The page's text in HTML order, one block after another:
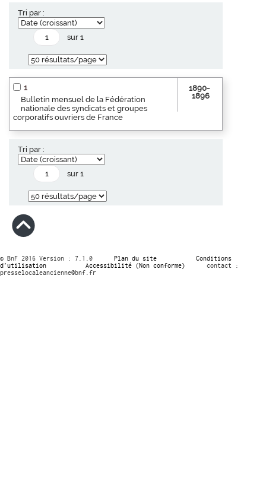
Tri par :
sur 1
1
Bulletin mensuel de la Fédération
nationale des syndicats et groupes
corporatifs ouvriers de France
1890-
1896
Tri par :
sur 1
© BnF 2016 Version : 7.1.0 Plan du site
Conditions
d’utilisation
Accessibilité (Non conforme)
contact :
presselocaleancienne@bnf.fr